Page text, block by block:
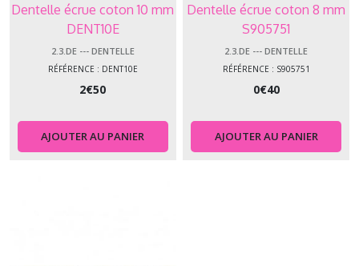
Dentelle écrue coton 10 mm
DENT10E
2.3.DE --- DENTELLE
RÉFÉRENCE : DENT10E
2€50
AJOUTER AU PANIER
Dentelle écrue coton 8 mm
S905751
2.3.DE --- DENTELLE
RÉFÉRENCE : S905751
0€40
AJOUTER AU PANIER